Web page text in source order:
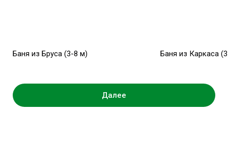
Баня из Бруса (3-8 м) Баня из Каркаса
Далее